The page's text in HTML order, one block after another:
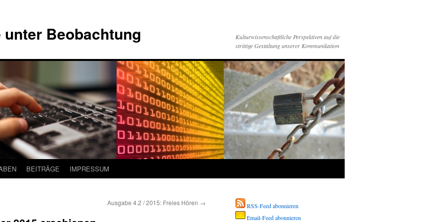
Beobachtung
Kulturwissenschaftliche Perspektiven auf die
strittige Gestaltung unserer Kommunikation
BEITRÄGE IMPRESSUM
Ausgabe 4.2 / 2015: Freies Hören →
RSS-Feed abonnieren
Email-Feed abonnieren